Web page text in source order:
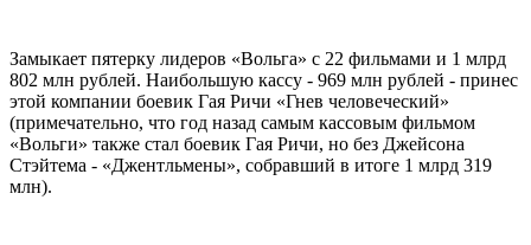
Замыкает пятерку лидеров «Вольга» с 22 фильмами и 1 млрд
802 млн рублей. Наибольшую кассу - 969 млн рублей - принес
этой компании боевик Гая Ричи «Гнев человеческий»
(примечательно, что год назад самым кассовым фильмом
«Вольги» также стал боевик Гая Ричи, но без Джейсона
Стэйтема - «Джентльмены», собравший в итоге 1 млрд 319
млн).